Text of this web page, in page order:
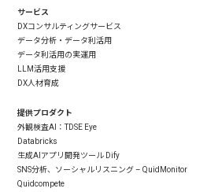
サービス
DXコンサルティングサービス
データ分析・データ利活用
データ利活用の実運用
LLM活用支援
DX人材育成
提供プロダクト
外観検査AI：TDSE Eye
Databricks
生成AIアプリ開発ツール Dify
SNS分析、ソーシャルリスニング – QuidMonitor
Quidcompete